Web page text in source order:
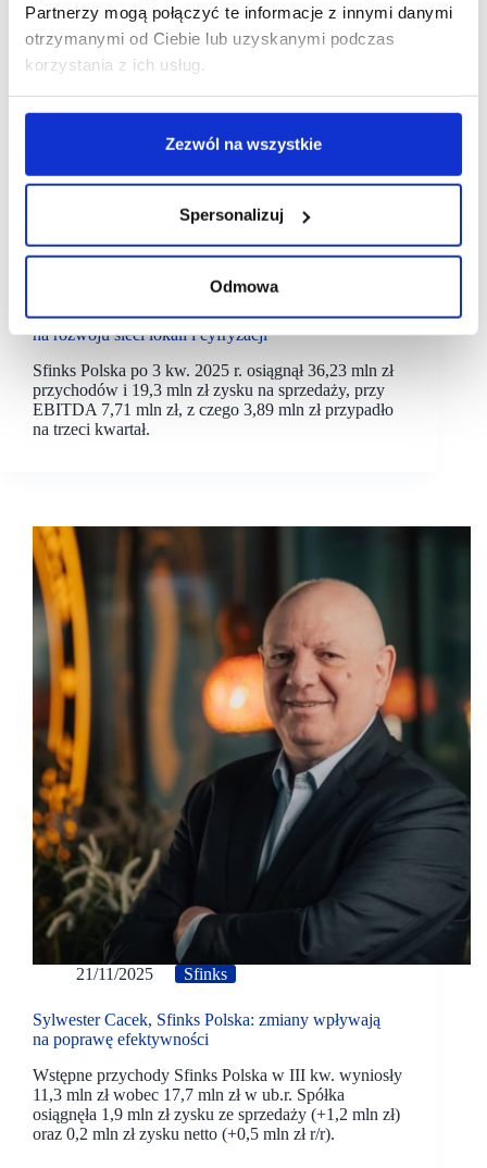
Partnerzy mogą połączyć te informacje z innymi danymi
otrzymanymi od Ciebie lub uzyskanymi podczas
korzystania z ich usług.
Zezwól na wszystkie
Spersonalizuj
Odmowa
Sylwester Cacek, Sfinks Polska: skupiamy się
na rozwoju sieci lokali i cyfryzacji
Sfinks Polska po 3 kw. 2025 r. osiągnął 36,23 mln zł
przychodów i 19,3 mln zł zysku na sprzedaży, przy
EBITDA 7,71 mln zł, z czego 3,89 mln zł przypadło
na trzeci kwartał.
21/11/2025 Sfinks
Sylwester Cacek, Sfinks Polska: zmiany wpływają
na poprawę efektywności
Wstępne przychody Sfinks Polska w III kw. wyniosły
11,3 mln zł wobec 17,7 mln zł w ub.r. Spółka
osiągnęła 1,9 mln zł zysku ze sprzedaży (+1,2 mln zł)
oraz 0,2 mln zł zysku netto (+0,5 mln zł r/r).